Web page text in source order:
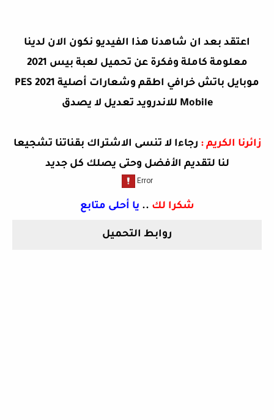
اعتقد بعد ان شاهدنا هذا الفيديو نكون الان لدينا
معلومة كاملة وفكرة عن
تحميل لعبة بيس 2021
موبايل باتش خرافي اطقم وشعارات أصلية PES 2021
Mobile للاندرويد تعديل لا يصدق
زائرنا الكريم : رجاءا لا تنسى الاشتراك بقناتنا تشجيعا
لنا لتقديم الأفضل وحتى يصلك كل جديد
شكرا لك .. يا أحلى متابع
روابط التحميل